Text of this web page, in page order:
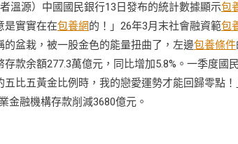
者溫源）中國國民銀行13日發布的統計數據顯示包
是實實在在包養網的！」26年3月末社會融資範包
盆栽，被一股金色的能量扭曲了，左邊包養條件
款余額277.3萬億元，同比增加5.8%。一季度國
比五黃金比例時，我的戀愛運勢才能回歸零點
金融機構存款削減3680億元。